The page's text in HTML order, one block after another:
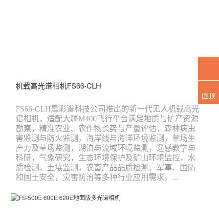
机载高光谱相机FS66-CLH
FS66-CLH是彩谱科技公司推出的新一代无人机载高光
谱相机，适配大疆M400飞行平台满足地质与矿产资源
勘察，精准农业、农作物长势与产量评估，森林病虫
害监测与防火监测，海岸线与海洋环境监测，草场生
产力及草场监测，湖泊与流域环境监测，遥感教学与
科研，气象研究，生态环境保护及矿山环境监控，水
质检测，土壤监测，农畜产品品质检测，军事、国防
和国土安全，灾害防治等多种行业应用需求。...
回顶